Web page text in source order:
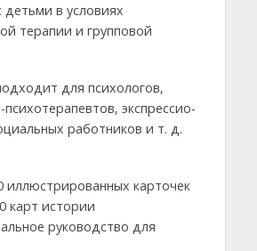
в условиях
терапии и групповой
для психологов,
психотерапевтов, экспрессио-
работников и т. д.
иллюстрированных карточек
карт истории
руководство для